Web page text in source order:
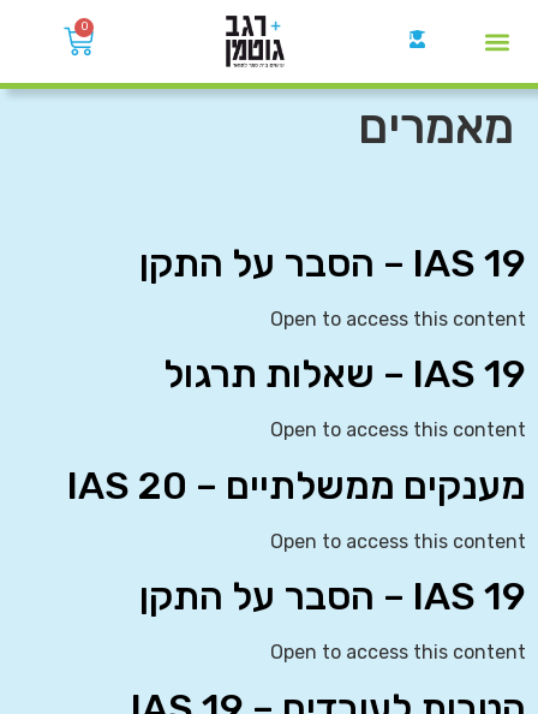
0
מאמרים
IAS 19 – הסבר על התקן
Open to access this content
IAS 19 – שאלות תרגול
Open to access this content
מענקים ממשלתיים – IAS 20
Open to access this content
IAS 19 – הסבר על התקן
Open to access this content